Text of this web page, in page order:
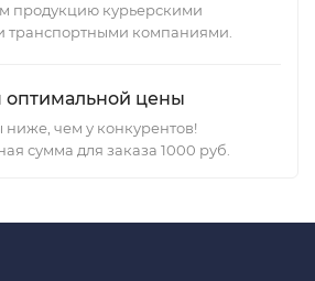
продукцию курьерскими
транспортными компаниями.
оптимальной цены
чем у конкурентов!
сумма для заказа 1000 руб.